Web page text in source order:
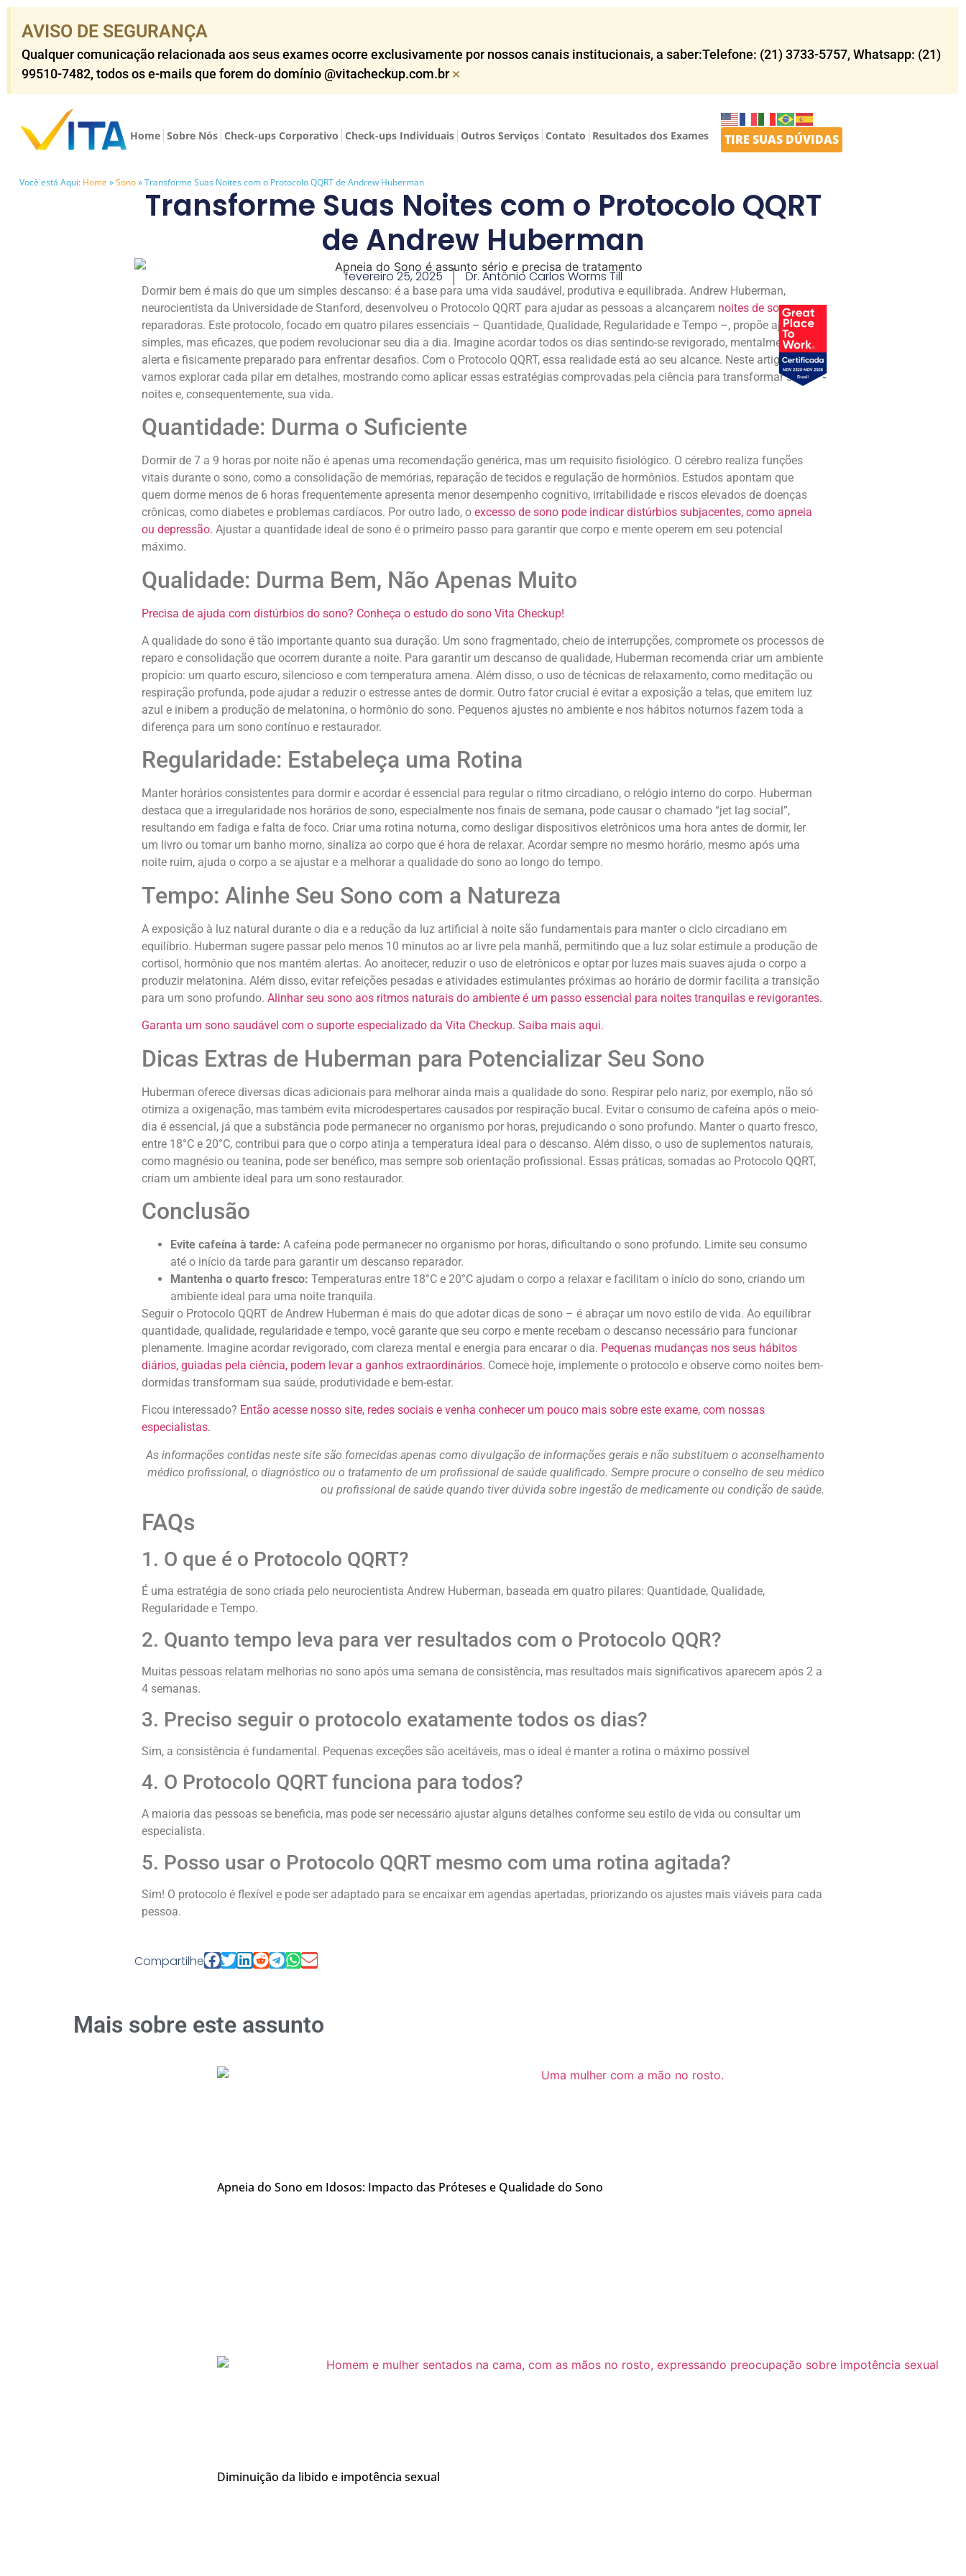
AVISO DE SEGURANÇA​
Qualquer comunicação relacionada aos seus exames ocorre exclusivamente por nossos canais institucionais, a saber:Telefone: (21) 3733-5757​, Whatsapp: (21)
99510-7482​, todos os e-mails que forem do domínio @vitacheckup.com.br​ ×
Home Sobre Nós Check-ups Corporativo Check-ups Individuais Outros Serviços Contato Resultados dos Exames TIRE SUAS DÚVIDAS
Você está Aqui: Home »Sono»Transforme Suas Noites com o Protocolo QQRT de Andrew Huberman
Transforme Suas Noites com o Protocolo QQRT
de Andrew Huberman
fevereiro 25, 2025 Dr. Antônio Carlos Worms Till
Dormir bem é mais do que um simples descanso: é a base para uma vida saudável, produtiva e equilibrada. Andrew Huberman,
neurocientista da Universidade de Stanford, desenvolveu o Protocolo QQRT para ajudar as pessoas a alcançarem noites de sono
reparadoras. Este protocolo, focado em quatro pilares essenciais – Quantidade, Qualidade, Regularidade e Tempo –, propõe ajustes
simples, mas eficazes, que podem revolucionar seu dia a dia. Imagine acordar todos os dias sentindo-se revigorado, mentalmente
alerta e fisicamente preparado para enfrentar desafios. Com o Protocolo QQRT, essa realidade está ao seu alcance. Neste artigo,
vamos explorar cada pilar em detalhes, mostrando como aplicar essas estratégias comprovadas pela ciência para transformar suas
noites e, consequentemente, sua vida.
Quantidade: Durma o Suficiente
Dormir de 7 a 9 horas por noite não é apenas uma recomendação genérica, mas um requisito fisiológico. O cérebro realiza funções
vitais durante o sono, como a consolidação de memórias, reparação de tecidos e regulação de hormônios. Estudos apontam que
quem dorme menos de 6 horas frequentemente apresenta menor desempenho cognitivo, irritabilidade e riscos elevados de doenças
crônicas, como diabetes e problemas cardíacos. Por outro lado, o excesso de sono pode indicar distúrbios subjacentes, como apneia
ou depressão. Ajustar a quantidade ideal de sono é o primeiro passo para garantir que corpo e mente operem em seu potencial
máximo.
Qualidade: Durma Bem, Não Apenas Muito
Precisa de ajuda com distúrbios do sono? Conheça o estudo do sono Vita Checkup!
A qualidade do sono é tão importante quanto sua duração. Um sono fragmentado, cheio de interrupções, compromete os processos de
reparo e consolidação que ocorrem durante a noite. Para garantir um descanso de qualidade, Huberman recomenda criar um ambiente
propício: um quarto escuro, silencioso e com temperatura amena. Além disso, o uso de técnicas de relaxamento, como meditação ou
respiração profunda, pode ajudar a reduzir o estresse antes de dormir. Outro fator crucial é evitar a exposição a telas, que emitem luz
azul e inibem a produção de melatonina, o hormônio do sono. Pequenos ajustes no ambiente e nos hábitos noturnos fazem toda a
diferença para um sono contínuo e restaurador.
Regularidade: Estabeleça uma Rotina
Manter horários consistentes para dormir e acordar é essencial para regular o ritmo circadiano, o relógio interno do corpo. Huberman
destaca que a irregularidade nos horários de sono, especialmente nos finais de semana, pode causar o chamado “jet lag social”,
resultando em fadiga e falta de foco. Criar uma rotina noturna, como desligar dispositivos eletrônicos uma hora antes de dormir, ler
um livro ou tomar um banho morno, sinaliza ao corpo que é hora de relaxar. Acordar sempre no mesmo horário, mesmo após uma
noite ruim, ajuda o corpo a se ajustar e a melhorar a qualidade do sono ao longo do tempo.
Tempo: Alinhe Seu Sono com a Natureza
A exposição à luz natural durante o dia e a redução da luz artificial à noite são fundamentais para manter o ciclo circadiano em
equilíbrio. Huberman sugere passar pelo menos 10 minutos ao ar livre pela manhã, permitindo que a luz solar estimule a produção de
cortisol, hormônio que nos mantém alertas. Ao anoitecer, reduzir o uso de eletrônicos e optar por luzes mais suaves ajuda o corpo a
produzir melatonina. Além disso, evitar refeições pesadas e atividades estimulantes próximas ao horário de dormir facilita a transição
para um sono profundo. Alinhar seu sono aos ritmos naturais do ambiente é um passo essencial para noites tranquilas e revigorantes.
Garanta um sono saudável com o suporte especializado da Vita Checkup. Saiba mais aqui.
Dicas Extras de Huberman para Potencializar Seu Sono
Huberman oferece diversas dicas adicionais para melhorar ainda mais a qualidade do sono. Respirar pelo nariz, por exemplo, não só
otimiza a oxigenação, mas também evita microdespertares causados por respiração bucal. Evitar o consumo de cafeína após o meio-
dia é essencial, já que a substância pode permanecer no organismo por horas, prejudicando o sono profundo. Manter o quarto fresco,
entre 18°C e 20°C, contribui para que o corpo atinja a temperatura ideal para o descanso. Além disso, o uso de suplementos naturais,
como magnésio ou teanina, pode ser benéfico, mas sempre sob orientação profissional. Essas práticas, somadas ao Protocolo QQRT,
criam um ambiente ideal para um sono restaurador.
Conclusão
Evite cafeína à tarde: A cafeína pode permanecer no organismo por horas, dificultando o sono profundo. Limite seu consumo
até o início da tarde para garantir um descanso reparador.
Mantenha o quarto fresco: Temperaturas entre 18°C e 20°C ajudam o corpo a relaxar e facilitam o início do sono, criando um
ambiente ideal para uma noite tranquila.
Seguir o Protocolo QQRT de Andrew Huberman é mais do que adotar dicas de sono – é abraçar um novo estilo de vida. Ao equilibrar
quantidade, qualidade, regularidade e tempo, você garante que seu corpo e mente recebam o descanso necessário para funcionar
plenamente. Imagine acordar revigorado, com clareza mental e energia para encarar o dia. Pequenas mudanças nos seus hábitos
diários, guiadas pela ciência, podem levar a ganhos extraordinários. Comece hoje, implemente o protocolo e observe como noites bem-
dormidas transformam sua saúde, produtividade e bem-estar.
Ficou interessado? Então acesse nosso site, redes sociais e venha conhecer um pouco mais sobre este exame, com nossas
especialistas.
As informações contidas neste site são fornecidas apenas como divulgação de informações gerais e não substituem o aconselhamento
médico profissional, o diagnóstico ou o tratamento de um profissional de saúde qualificado. Sempre procure o conselho de seu médico
ou profissional de saúde quando tiver dúvida sobre ingestão de medicamente ou condição de saúde.
FAQs
1. O que é o Protocolo QQRT?
É uma estratégia de sono criada pelo neurocientista Andrew Huberman, baseada em quatro pilares: Quantidade, Qualidade,
Regularidade e Tempo.
2. Quanto tempo leva para ver resultados com o Protocolo QQR?
Muitas pessoas relatam melhorias no sono após uma semana de consistência, mas resultados mais significativos aparecem após 2 a
4 semanas.
3. Preciso seguir o protocolo exatamente todos os dias?
Sim, a consistência é fundamental. Pequenas exceções são aceitáveis, mas o ideal é manter a rotina o máximo possível
4. O Protocolo QQRT funciona para todos?
A maioria das pessoas se beneficia, mas pode ser necessário ajustar alguns detalhes conforme seu estilo de vida ou consultar um
especialista.
5. Posso usar o Protocolo QQRT mesmo com uma rotina agitada?
Sim! O protocolo é flexível e pode ser adaptado para se encaixar em agendas apertadas, priorizando os ajustes mais viáveis para cada
pessoa.
Compartilhe
Mais sobre este assunto
Apneia do Sono em Idosos: Impacto das Próteses e Qualidade do Sono
Diminuição da libido e impotência sexual